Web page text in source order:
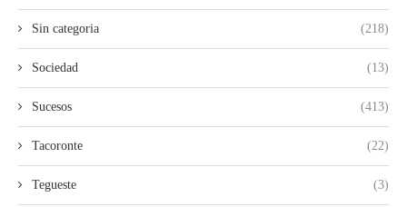
Sin categoria (218)
Sociedad (13)
Sucesos (413)
Tacoronte (22)
Tegueste (3)